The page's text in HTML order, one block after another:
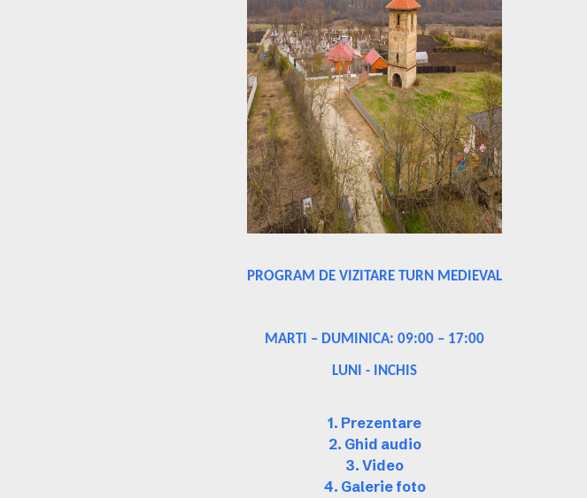
PROGRAM DE VIZITARE TURN MEDIEVAL
MARTI – DUMINICA: 09:00 – 17:00
LUNI - INCHIS
1. Prezentare
2. Ghid audio
3. Video
4. Galerie foto